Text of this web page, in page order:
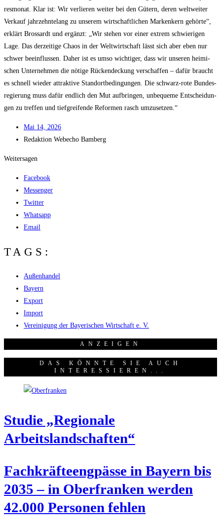
res­mo­nat. Klar ist: Wir ver­lie­ren wei­ter bei den Gütern, deren welt­wei­ter
Ver­kauf jahr­zehn­te­lang zu unse­rem wirt­schaft­li­chen Mar­ken­kern gehör­te“,
erklärt Bros­sardt und ergänzt: „Wir ste­hen vor einer extrem schwie­ri­gen
Lage. Das der­zei­ti­ge Cha­os in der Welt­wirt­schaft lässt sich aber eben nur
schwer beein­flus­sen. Daher ist es umso wich­ti­ger, dass wir unse­ren hei­mi­
schen Unter­neh­men die nöti­ge Rücken­de­ckung ver­schaf­fen – dafür braucht
es schnell wie­der attrak­ti­ve Stand­ort­be­din­gun­gen. Die schwarz-rote Bun­des­
re­gie­rung muss dafür end­lich den Mut auf­brin­gen, unbe­que­me Ent­schei­dun­
gen zu tref­fen und tief­grei­fen­de Refor­men rasch umzusetzen.“
Mai 14, 2026
Redak­ti­on Web­echo Bamberg
Weitersagen
Facebook
Messenger
Twitter
Whatsapp
Email
TAGS:
Außenhandel
Bayern
Export
Import
Vereinigung der Bayerischen Wirtschaft e. V.
ANZEI­GEN
DAS KÖNNTE SIE AUCH
INTERESSIEREN...
Stu­die „Regio­na­le
Arbeitslandschaften“
Fach­kräf­te­eng­päs­se in Bay­ern bis
2035 – in Ober­fran­ken wer­den
42.000 Per­so­nen fehlen